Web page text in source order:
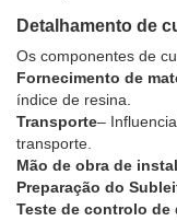
Detalhamento de
Os componentes de
Fornecimento de
índice de resina.
Transporte–
transporte.
Mão de obra de
Preparação do
Teste de controlo